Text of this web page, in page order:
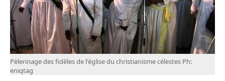
Pèlerinage des fidèles de l'église du christianisme célestes Ph:
eniqtag